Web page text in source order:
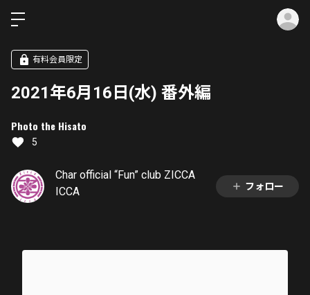
有料会員限定
2021年6月16日(水) 番外編
Photo the Hisato
5
Char official “Fun” club ZICCA
ICCA
フォロー